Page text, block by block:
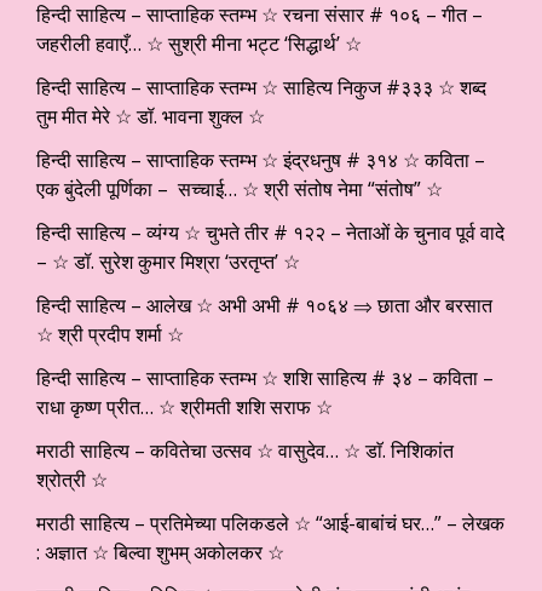
हिन्दी साहित्य – साप्ताहिक स्तम्भ ☆ रचना संसार # १०६ – गीत –
जहरीली हवाएँ… ☆ सुश्री मीना भट्ट ‘सिद्धार्थ’ ☆
हिन्दी साहित्य – साप्ताहिक स्तम्भ ☆ साहित्य निकुज #३३३ ☆ शब्द
तुम मीत मेरे ☆ डॉ. भावना शुक्ल ☆
हिन्दी साहित्य – साप्ताहिक स्तम्भ ☆ इंद्रधनुष # ३१४ ☆ कविता –
एक बुंदेली पूर्णिका – सच्चाई… ☆ श्री संतोष नेमा “संतोष” ☆
हिन्दी साहित्य – व्यंग्य ☆ चुभते तीर # १२२ – नेताओं के चुनाव पूर्व वादे
– ☆ डॉ. सुरेश कुमार मिश्रा ‘उरतृप्त’ ☆
हिन्दी साहित्य – आलेख ☆ अभी अभी # १०६४ ⇒ छाता और बरसात
☆ श्री प्रदीप शर्मा ☆
हिन्दी साहित्य – साप्ताहिक स्तम्भ ☆ शशि साहित्य # ३४ – कविता –
राधा कृष्ण प्रीत… ☆ श्रीमती शशि सराफ ☆
मराठी साहित्य – कवितेचा उत्सव ☆ वासुदेव… ☆ डाॅ. निशिकांत
श्रोत्री ☆
मराठी साहित्य – प्रतिमेच्या पलिकडले ☆ “आई-बाबांचं घर…” – लेखक
: अज्ञात ☆ बिल्वा शुभम् अकोलकर ☆